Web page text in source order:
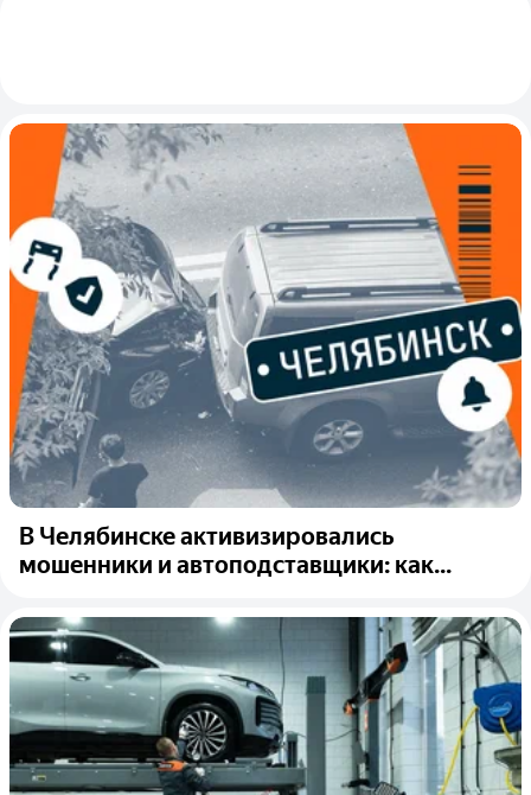
В Челябинске активизировались
мошенники и автоподставщики: как...